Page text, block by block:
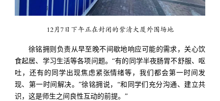
12月7日下午正在封闭的紫清大厦外围场地
徐铭拥则负责从早至晚不间歇地响应可能的需求，关心饮
食起居、学习生活等各项问题。“有的同学半夜肠胃不舒服、呕
吐，还有的同学出现焦虑紧张情绪等，我们都会第一时间发
现、第一时间解决。”徐铭拥说，“和同学们充分沟通、建立共
识，这是师生之间良性互动的前提。”